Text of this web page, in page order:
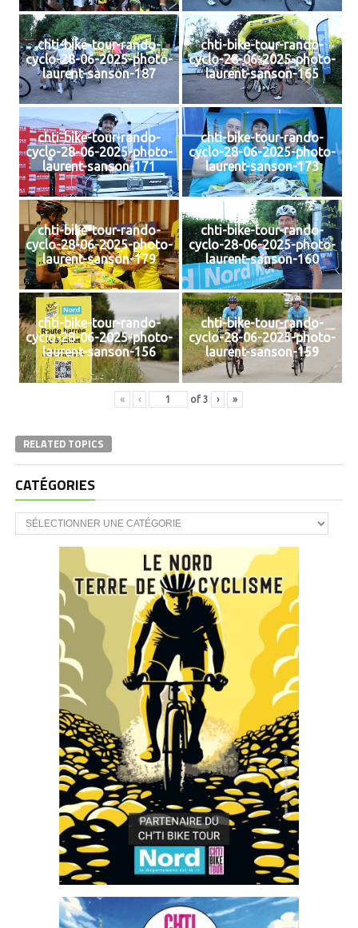
chti-bike-tour-rando-
cyclo-28-06-2025-photo-
laurent-sanson-187
chti-bike-tour-rando-
cyclo-28-06-2025-photo-
laurent-sanson-165
chti-bike-tour-rando-
cyclo-28-06-2025-photo-
laurent-sanson-171
chti-bike-tour-rando-
cyclo-28-06-2025-photo-
laurent-sanson-173
chti-bike-tour-rando-
cyclo-28-06-2025-photo-
laurent-sanson-179
chti-bike-tour-rando-
cyclo-28-06-2025-photo-
laurent-sanson-160
chti-bike-tour-rando-
cyclo-28-06-2025-photo-
laurent-sanson-156
chti-bike-tour-rando-
cyclo-28-06-2025-photo-
laurent-sanson-159
« ‹ of3 › »
RELATED TOPICS
CATÉGORIES
CATÉGORIES